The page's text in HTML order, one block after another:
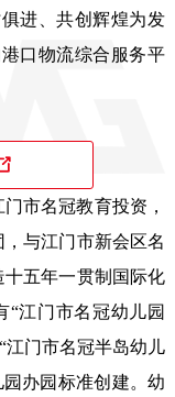
进、共创辉煌为发
口物流综合服务平
市名冠教育投资，
与江门市新会区名
五年一贯制国际化
“江门市名冠幼儿园
江门市名冠半岛幼儿
办园标准创建。幼